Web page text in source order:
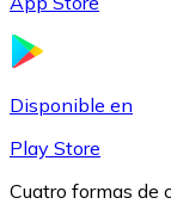
Disponible en
Play Store
Cuatro formas de